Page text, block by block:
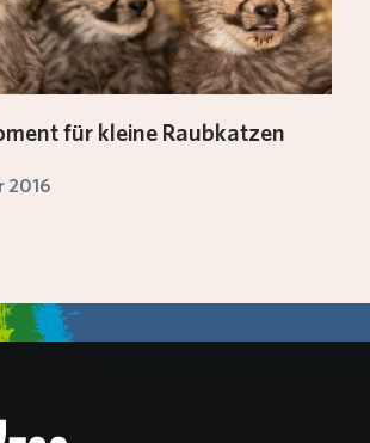
für kleine Raubkatzen
2016